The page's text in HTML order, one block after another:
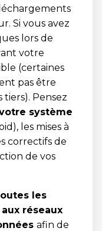
Si vous avez
lors de
votre
(certaines
pas être
Pensez
système
les mises à
correctifs de
de vos
les
réseaux
afin de